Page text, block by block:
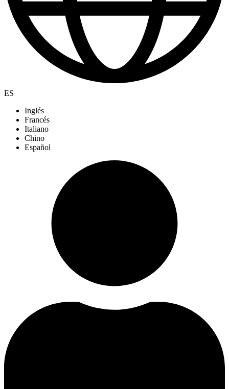
ES
Inglés
Francés
Italiano
Chino
Español